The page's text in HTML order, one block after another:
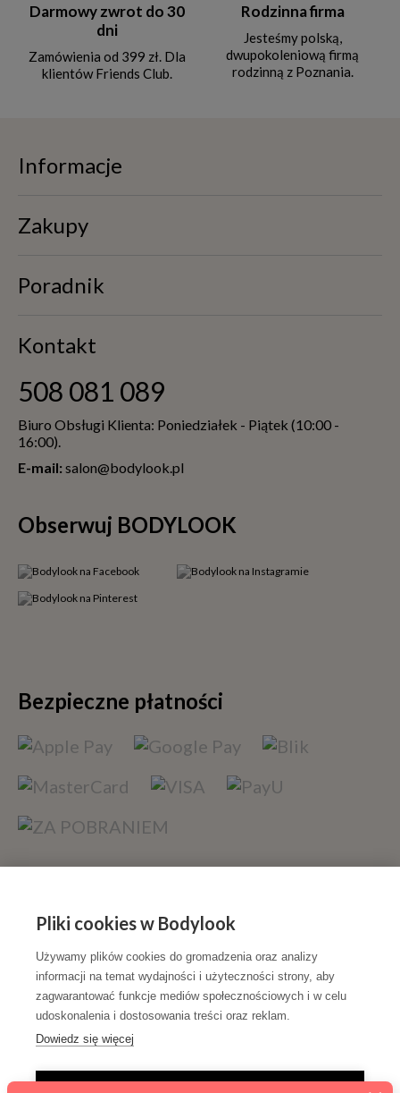
Pliki cookies w Bodylook
Używamy plików cookies do gromadzenia oraz analizy
informacji na temat wydajności i użyteczności strony, aby
zagwarantować funkcje mediów społecznościowych i w celu
udoskonalenia i dostosowania treści oraz reklam.
Dowiedz się więcej
Darmowy zwrot do 30
dni
Zamówienia od 399 zł. Dla
klientów Friends Club.
Rodzinna firma
Jesteśmy polską,
dwupokoleniową firmą
rodzinną z Poznania.
Informacje
Zakupy
Poradnik
Kontakt
508 081 089
Biuro Obsługi Klienta: Poniedziałek - Piątek (10:00 -
16:00).
E-mail: salon@bodylook.pl
Obserwuj BODYLOOK
Bezpieczne płatności
Sfinansowano w ramach reakcji Unii na pandemię COVID-